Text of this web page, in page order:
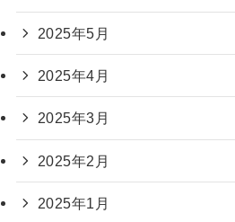
2025年5月
2025年4月
2025年3月
2025年2月
2025年1月